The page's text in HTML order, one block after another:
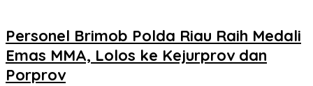
Personel Brimob Polda Riau Raih Medali
Emas MMA, Lolos ke Kejurprov dan
Porprov